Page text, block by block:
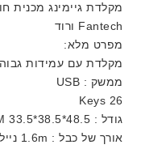
Fantech ורוד
מפרט מלא:
מקלדת עם עמידות
ממשק : USB
26 Keys
גודל : 48.5*38.5*33.5 CM
אורך של כבל : 1.6m ניילון קלוע כבל